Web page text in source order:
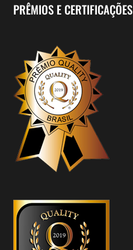
PRÊMIOS E CERTIFICAÇÕES